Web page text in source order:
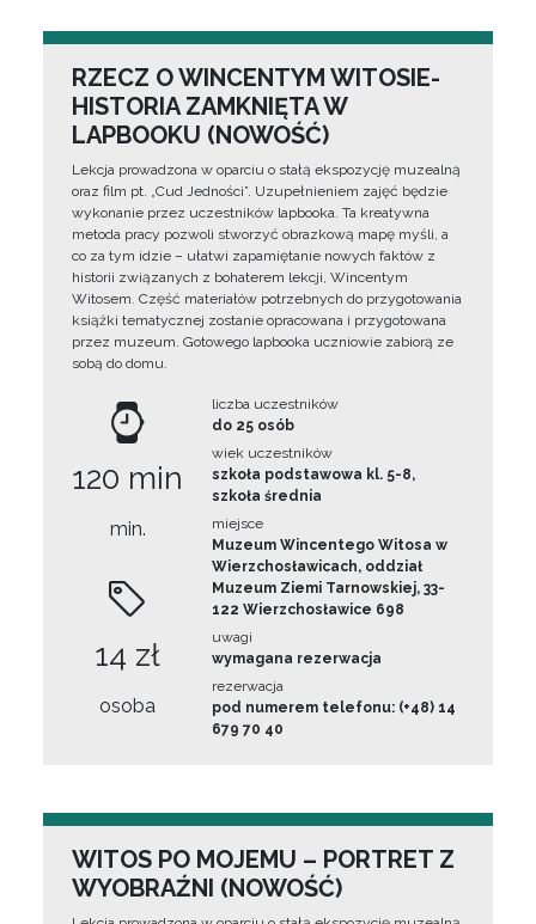
RZECZ O WINCENTYM WITOSIE-
HISTORIA ZAMKNIĘTA W
LAPBOOKU (NOWOŚĆ)
Lekcja prowadzona w oparciu o stałą ekspozycję muzealną
oraz film pt. „Cud Jedności”. Uzupełnieniem zajęć będzie
wykonanie przez uczestników lapbooka. Ta kreatywna
metoda pracy pozwoli stworzyć obrazkową mapę myśli, a
co za tym idzie – ułatwi zapamiętanie nowych faktów z
historii związanych z bohaterem lekcji, Wincentym
Witosem. Część materiałów potrzebnych do przygotowania
książki tematycznej zostanie opracowana i przygotowana
przez muzeum. Gotowego lapbooka uczniowie zabiorą ze
sobą do domu.
120 min
min.
14 zł
osoba
liczba uczestników
do 25 osób
wiek uczestników
szkoła podstawowa kl. 5-8,
szkoła średnia
miejsce
Muzeum Wincentego Witosa w
Wierzchosławicach, oddział
Muzeum Ziemi Tarnowskiej, 33-
122 Wierzchosławice 698
uwagi
wymagana rezerwacja
rezerwacja
pod numerem telefonu: (+48) 14
679 70 40
WITOS PO MOJEMU – PORTRET Z
WYOBRAŹNI (NOWOŚĆ)